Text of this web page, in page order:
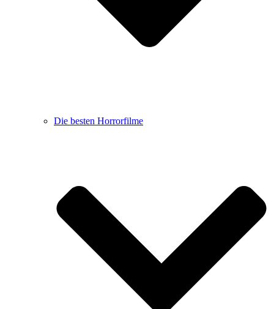
Die besten Horrorfilme